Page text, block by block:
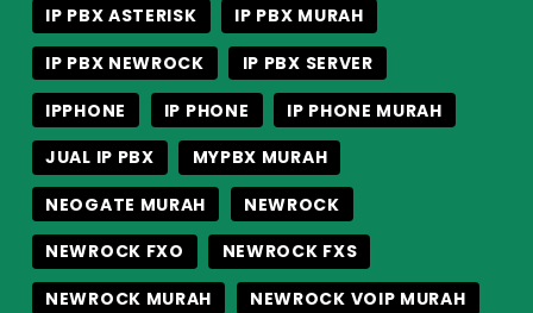
IP PBX ASTERISK
IP PBX MURAH
IP PBX NEWROCK
IP PBX SERVER
IPPHONE
IP PHONE
IP PHONE MURAH
JUAL IP PBX
MYPBX MURAH
NEOGATE MURAH
NEWROCK
NEWROCK FXO
NEWROCK FXS
NEWROCK MURAH
NEWROCK VOIP MURAH